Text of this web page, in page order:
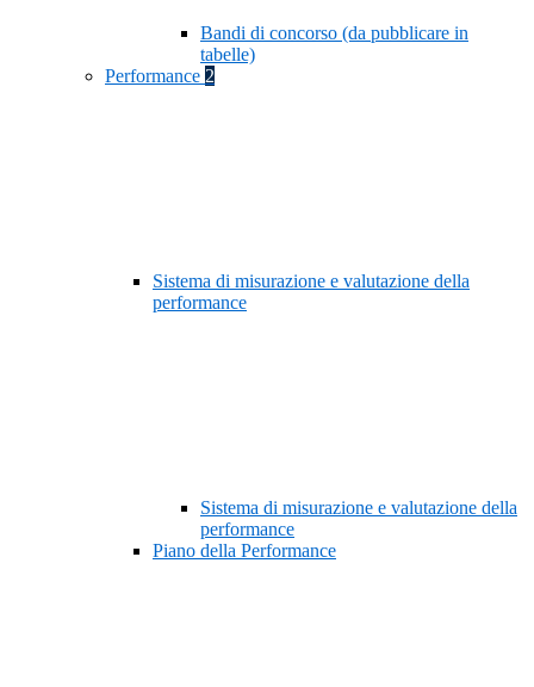
Bandi di concorso (da pubblicare in
tabelle)
Performance 2
Sistema di misurazione e valutazione della
performance
Sistema di misurazione e valutazione della
performance
Piano della Performance